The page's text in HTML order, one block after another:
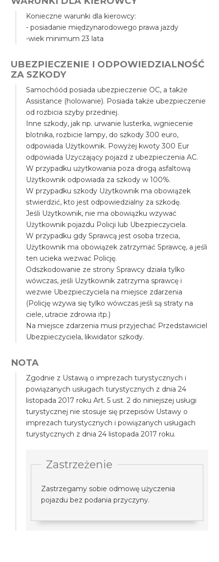
Konieczne warunki dla kierowcy:
- posiadanie międzynarodowego prawa jazdy
-wiek minimum 23 lata
UBEZPIECZENIE I ODPOWIEDZIALNOŚĆ
ZA SZKODY
Samochóód posiada ubezpieczenie OC, a także
Assistance (holowanie). Posiada także ubezpieczenie
od rozbicia szyby przedniej.
Inne szkody, jak np. urwanie lusterka, wgniecenie
blotnika, rozbicie lampy, do szkody 300 euro,
odpowiada Użytkownik. Powyżej kwoty 300 Eur
odpowiada Uzyczający pojazd z ubezpieczenia AC.
W przypadku użytkowania poza drogą asfaltową
Użytkownik odpowiada za szkody w 100%.
W przypadku szkody Użytkownik ma obowiązek
stwierdzić, kto jest odpowiedzialny za szkodę.
Jeśli Użytkownik, nie ma obowiązku wzywać
Użytkownik pojazdu Policji lub Ubezpieczyciela.
W przypadku gdy Sprawcą jest osoba trzecia,
Użytkownik ma obowiązek zatrzymać Sprawcę, a jeśli
ten ucieka wezwać Policję.
Odszkodowanie ze strony Sprawcy działa tylko
wówczas, jeśli Uzytkownik zatrzyma sprawcę i
wezwie Ubezpieczyciela na miejsce zdarzenia
(Policję wzywa się tylko wówczas jeśli są straty na
ciele, utracie zdrowia itp.)
Na miejsce zdarzenia musi przyjechać Przedstawiciel
Ubezpieczyciela, likwidator szkody.
NOTA
Zgodnie z Ustawą o imprezach turystycznych i
powiązanych usługach turystycznych z dnia 24
listopada 2017 roku Art. 5 ust. 2 do niniejszej usługi
turystycznej nie stosuje się przepisów Ustawy o
imprezach turystycznych i powiązanych usługach
turystycznych z dnia 24 listopada 2017 roku.
Zastrzeżenie
Zastrzegamy sobie odmowę użyczenia
pojazdu bez podania przyczyny.